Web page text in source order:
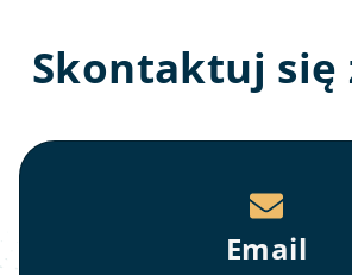
Skontaktuj się
Email